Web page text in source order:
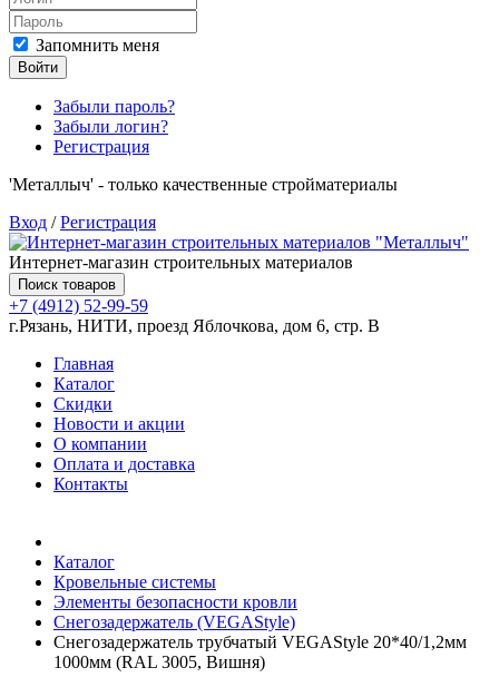
Запомнить меня
Войти
Забыли пароль?
Забыли логин?
Регистрация
'Металлыч' - только качественные стройматериалы
Вход /Регистрация
Интернет-магазин строительных материалов
Поиск товаров
+7 (4912) 52-99-59
г.Рязань, НИТИ, проезд Яблочкова, дом 6, стр. В
Главная
Каталог
Скидки
Новости и акции
О компании
Оплата и доставка
Контакты
Каталог
Кровельные системы
Элементы безопасности кровли
Снегозадержатель (VEGAStyle)
Снегозадержатель трубчатый VEGAStyle 20*40/1,2мм
1000мм (RAL 3005, Вишня)